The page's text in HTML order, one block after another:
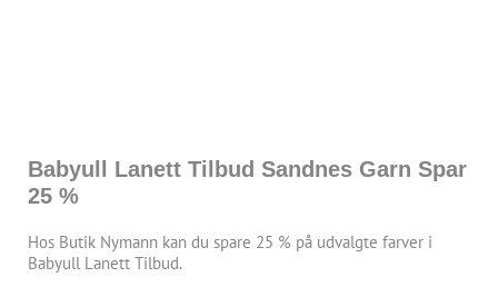
Babyull Lanett Tilbud Sandnes Garn Spar
25 %
Hos Butik Nymann kan du spare 25 % på udvalgte farver i
Babyull Lanett Tilbud.